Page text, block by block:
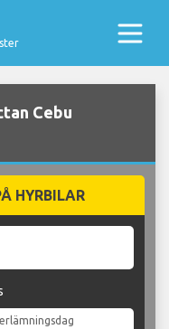
Cebu
HYRBILAR